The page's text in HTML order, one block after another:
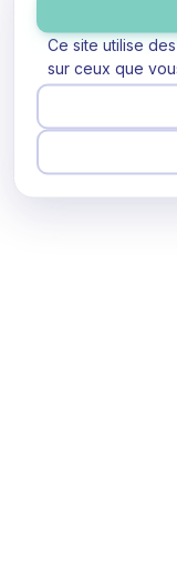
Ce site utilise
sur ceux que